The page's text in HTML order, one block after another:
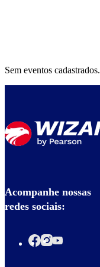
Sem eventos cadastrados.
Acompanhe nossas
redes sociais: